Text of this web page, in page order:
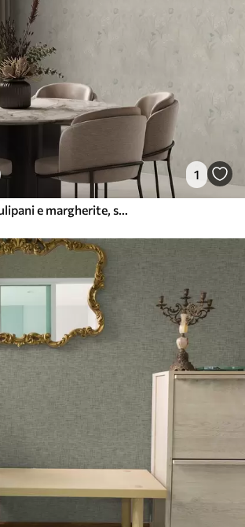
1
Dolce prato con tulipani e margherite, salvia pastello